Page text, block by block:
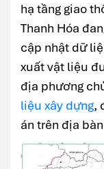
hạ tầng giao
Thanh Hóa
cập nhật dữ
xuất vật liệu
địa phương
liệu xây dựng,
án trên địa